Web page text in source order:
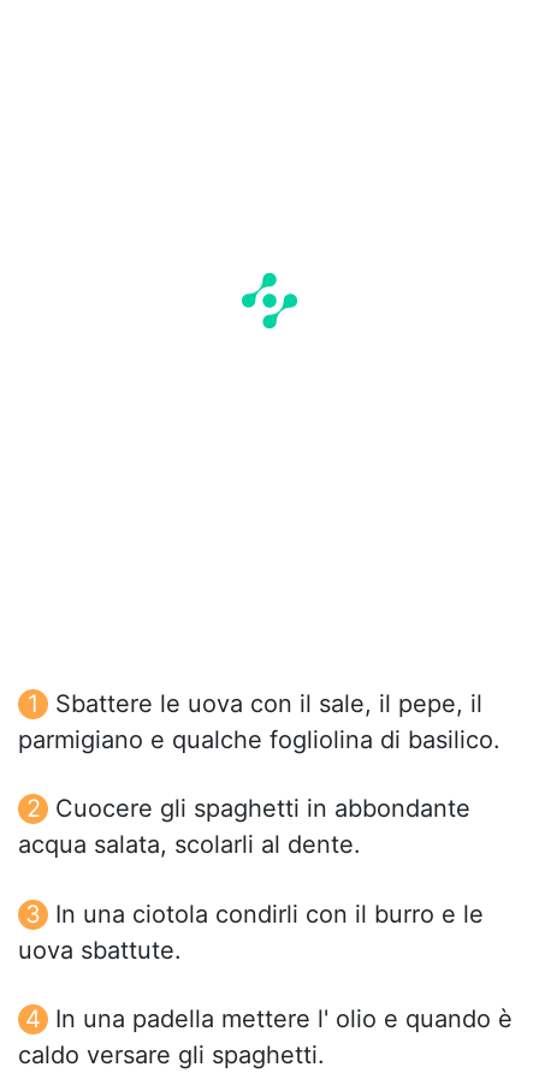
Sbattere le uova con il sale, il pepe, il
parmigiano e qualche fogliolina di basilico.
Cuocere gli spaghetti in abbondante
acqua salata, scolarli al dente.
In una ciotola condirli con il burro e le
uova sbattute.
In una padella mettere l' olio e quando è
caldo versare gli spaghetti.